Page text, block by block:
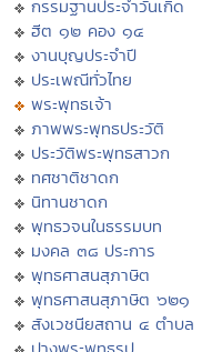
กรรมฐานประจำวันเกิด
ฮีต ๑๒ คอง ๑๔
งานบุญประจำปี
ประเพณีทั่วไทย
พระพุทธเจ้า
ภาพพระพุทธประวัติ
ประวัติพระพุทธสาวก
ทศชาติชาดก
นิทานชาดก
พุทธวจนในธรรมบท
มงคล ๓๘ ประการ
พุทธศาสนสุภาษิต
พุทธศาสนสุภาษิต ๖๒๑
สังเวชนียสถาน ๔ ตำบล